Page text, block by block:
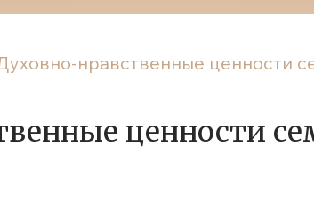
нравственные ценности
ценности